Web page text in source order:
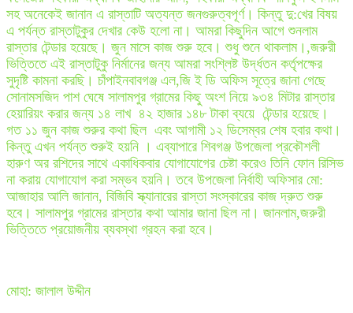
সহ অনেকেই জানান এ রাস্তাটি অত্যন্ত জনগুরুত্বপূর্ণ। কিন্তু দু:খের বিষয়
এ পর্যন্ত রাস্তাটুকুর দেখার কেউ হলো না। আমরা কিছুদিন আগে শুনলাম
রাস্তার টেন্ডার হয়েছে। জুন মাসে কাজ শুরু হবে। শুধু শুনে থাকলাম।,জরুরী
ভিত্তিতে এই রাস্তাটুকু নির্মানের জন্য আমরা সংশ্লিষ্ট উর্দ্ধতন কর্তৃপক্ষের
সুদৃষ্টি কামনা করছি। চাঁপাইনবাবগঞ্জ এল,জি ই ডি অফিস সূত্রে জানা গেছে
সোনামসজিদ পাশ ঘেষে সালামপুর গ্রামের কিছু অংশ নিয়ে ৯৩৪ মিটার রাস্তার
হেয়ারিয়ং করার জন্য ১৪ লাখ ৪২ হাজার ১৪৮ টাকা ব্যয়ে টেন্ডার হয়েছে।
গত ১১ জুন কাজ শুরুর কথা ছিল এবং আগামী ১২ ডিসেম্বর শেষ হবার কথা।
কিন্তু এখন পর্যন্ত শুরুই হয়নি । এব্যাপারে শিবগঞ্জ উপজেলা প্রকৌশলী
হারুণ অর রশিদের সাথে একাধিকবার যোগাযোগের চেষ্টা করেও তিনি ফোন রিসিভ
না করায় যোগাযোগ করা সম্ভব হয়নি। তবে উপজেলা নির্বাহী অফিসার মো:
আজাহার আলি জানান, বিজিবি স্ক্যানারের রাস্তা সংস্কারের কাজ দ্রুত শুরু
হবে। সালামপুর গ্রামের রাস্তার কথা আমার জানা ছিল না। জানলাম,জরুরী
ভিত্তিতে প্রয়োজনীয় ব্যবস্থা গ্রহন করা হবে।
মোহা: জালাল উদ্দীন